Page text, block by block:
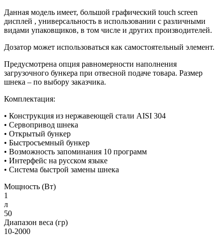
Данная модель имеет, большой графический touch screen
дисплей , универсальность в использовании с различными
видами упаковщиков, в том числе и других производителей.
Дозатор может использоваться как самостоятельный элемент.
Предусмотрена опция равномерности наполнения
загрузочного бункера при отвесной подаче товара. Размер
шнека – по выбору заказчика.
Комплектация:
• Конструкция из нержавеющей стали AISI 304
• Сервопривод шнека
• Открытый бункер
• Быстросъемный бункер
• Возможность запоминания 10 программ
• Интерфейс на русском языке
• Система быстрой замены шнека
Мощность (Вт)
1
л
50
Диапазон веса (гр)
10-2000